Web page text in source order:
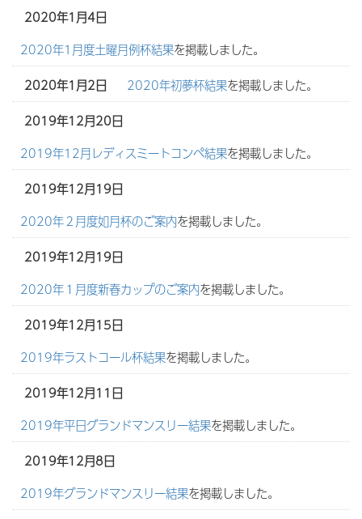
2020年1月4日
2020年1月度土曜月例杯結果を掲載しました。
2020年1月2日
2020年初夢杯結果を掲載しました。
2019年12月20日
2019年12月レディスミートコンペ結果を掲載しました。
2019年12月19日
2020年２月度如月杯のご案内を掲載しました。
2019年12月19日
2020年１月度新春カップのご案内を掲載しました。
2019年12月15日
2019年ラストコール杯結果を掲載しました。
2019年12月11日
2019年平日グランドマンスリー結果を掲載しました。
2019年12月8日
2019年グランドマンスリー結果を掲載しました。